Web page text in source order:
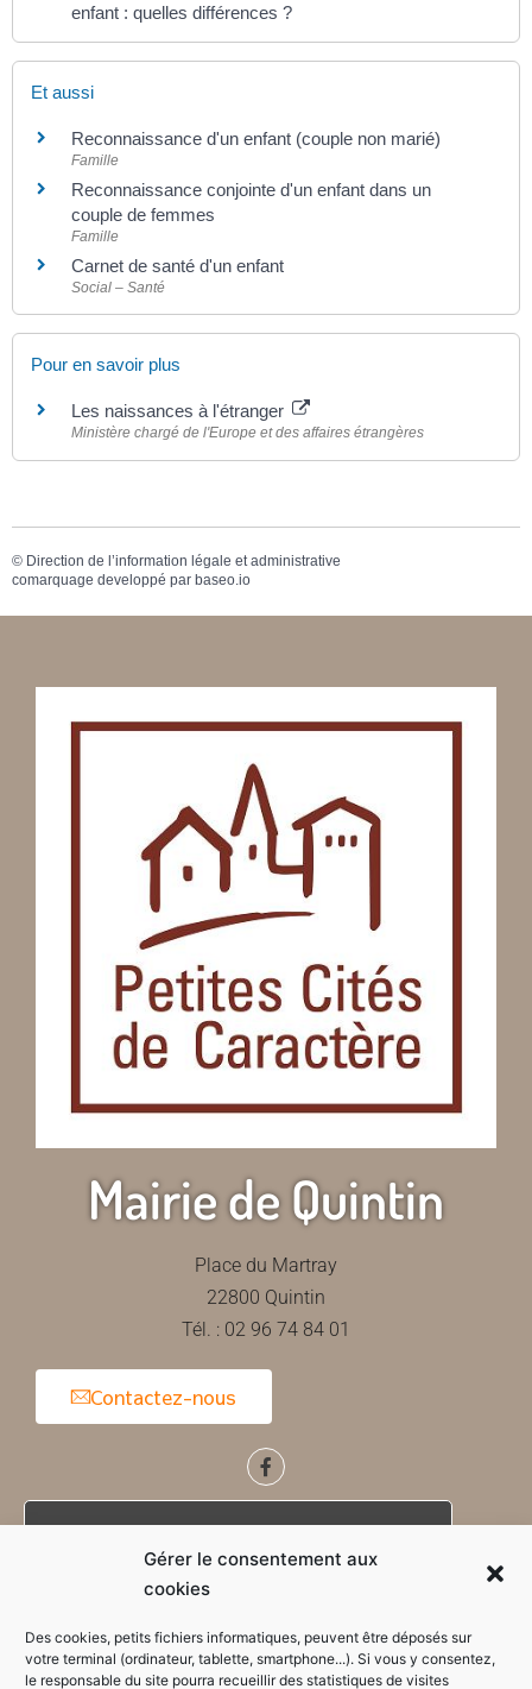
Gérer le consentement aux
cookies
Des cookies, petits fichiers informatiques, peuvent être déposés sur
votre terminal (ordinateur, tablette, smartphone...). Si vous y consentez,
le responsable du site pourra recueillir des statistiques de visites
enfant : quelles différences ?
Et aussi
Reconnaissance d'un enfant (couple non marié)
Famille
Reconnaissance conjointe d'un enfant dans un
couple de femmes
Famille
Carnet de santé d'un enfant
Social – Santé
Pour en savoir plus
Les naissances à l'étranger
Ministère chargé de l'Europe et des affaires étrangères
© Direction de l’information légale et administrative
comarquage developpé par baseo.io
Mairie de Quintin
Place du Martray
22800 Quintin
Tél. : 02 96 74 84 01
Contactez-nous